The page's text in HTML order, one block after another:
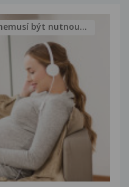
být nutnou...